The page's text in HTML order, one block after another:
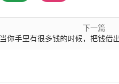
下一篇
当你手里有很多钱的时候，把钱借出去不